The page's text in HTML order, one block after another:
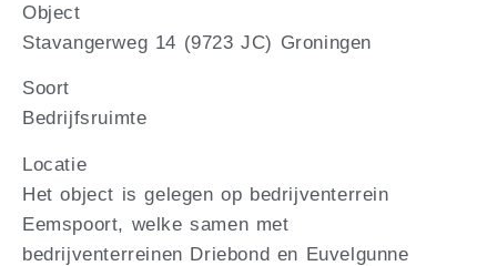
Object
Stavangerweg 14 (9723 JC) Groningen
Soort
Bedrijfsruimte
Locatie
Het object is gelegen op bedrijventerrein
Eemspoort, welke samen met
bedrijventerreinen Driebond en Euvelgunne